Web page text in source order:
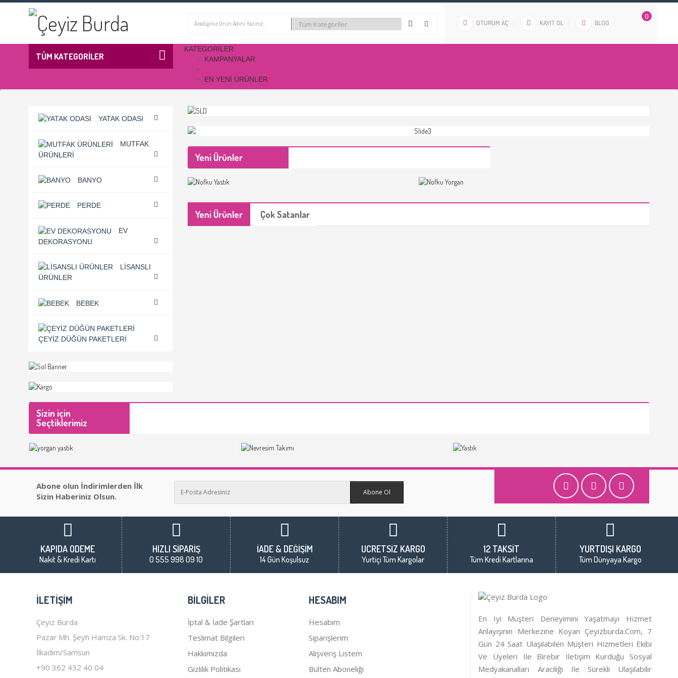
OTURUM AÇ KAYIT OL BLOG
0
TÜM KATEGORİLER
KATEGORILER
KAMPANYALAR
EN YENI ÜRÜNLER
YATAK ODASI
MUTFAK
ÜRÜNLERI
BANYO
PERDE
EV
DEKORASYONU
LISANSLI
ÜRÜNLER
BEBEK
ÇEYIZ DÜĞÜN PAKETLERI
Yeni Ürünler
Yeni Ürünler Çok Satanlar
Sizin için
Seçtiklerimiz
Abone olun İndirimlerden İlk
Sizin Haberiniz Olsun.
Abone Ol
KAPIDA ÖDEME
Nakit & Kredi Kartı
HIZLI SİPARİŞ
0 555 998 09 10
İADE & DEĞİŞİM
14 Gün Koşulsuz
ÜCRETSİZ KARGO
Yurtiçi Tüm Kargolar
12 TAKSİT
Tüm Kredi Kartlarına
YURTDIŞI KARGO
Tüm Dünyaya Kargo
İLETIŞIM
Çeyiz Burda
Pazar Mh. Şeyh Hamza Sk. No:17
İlkadım/Samsun
+90 362 432 40 04
BILGILER
İptal & İade Şartları
Teslimat Bilgileri
Hakkımızda
Gizlilik Politikası
HESABIM
Hesabım
Siparişlerim
Alışveriş Listem
Bülten Aboneliği
En Iyi Müşteri Deneyimini Yaşatmayı Hizmet
Anlayışının Merkezine Koyan Çeyizburda.com, 7
Gün 24 Saat Ulaşılabilen Müşteri Hizmetleri Ekibi
Ve Üyeleri Ile Birebir Iletişim Kurduğu Sosyal
Medyakanalları Aracılığı Ile Sürekli Ulaşılabilir